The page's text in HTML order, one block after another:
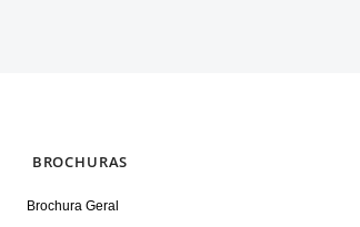
BROCHURAS
Brochura Geral